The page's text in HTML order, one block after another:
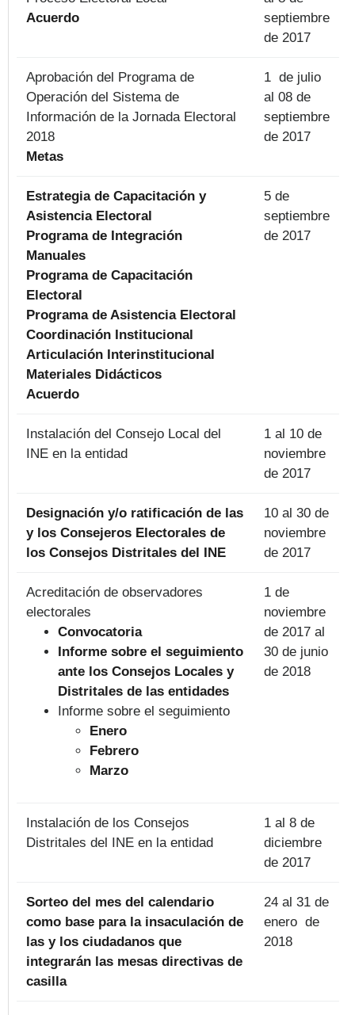
Acuerdo
septiembre
de 2017
Aprobación del Programa de
Operación del Sistema de
Información de la Jornada Electoral
2018
Metas
1 de julio
al 08 de
septiembre
de 2017
Estrategia de Capacitación y
Asistencia Electoral
Programa de Integración
Manuales
Programa de Capacitación
Electoral
Programa de Asistencia Electoral
Coordinación Institucional
Articulación Interinstitucional
Materiales Didácticos
Acuerdo
5 de
septiembre
de 2017
Instalación del Consejo Local del
INE en la entidad
1 al 10 de
noviembre
de 2017
Designación y/o ratificación de las
y los Consejeros Electorales de
los Consejos Distritales del INE
10 al 30 de
noviembre
de 2017
Acreditación de observadores
electorales
Convocatoria
Informe sobre el seguimiento
ante los Consejos Locales y
Distritales de las entidades
Informe sobre el seguimiento
Enero
Febrero
Marzo
1 de
noviembre
de 2017 al
30 de junio
de 2018
Instalación de los Consejos
Distritales del INE en la entidad
1 al 8 de
diciembre
de 2017
Sorteo del mes del calendario
como base para la insaculación de
las y los ciudadanos que
integrarán las mesas directivas de
casilla
24 al 31 de
enero de
2018